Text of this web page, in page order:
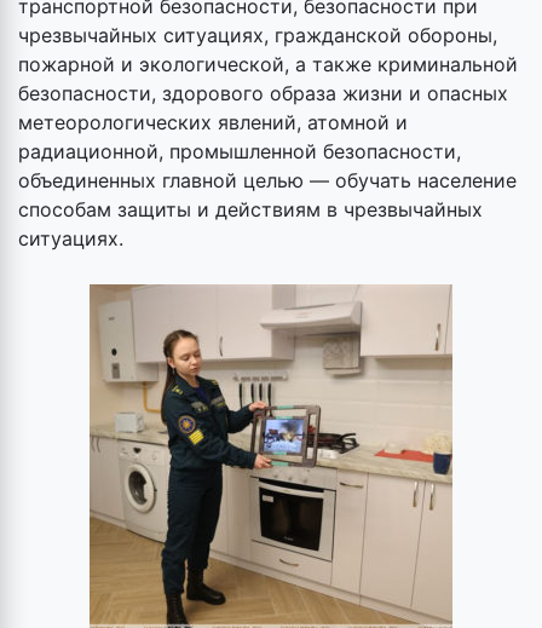
транспортной безопасности, безопасности при
чрезвычайных ситуациях, гражданской обороны,
пожарной и экологической, а также криминальной
безопасности, здорового образа жизни и опасных
метеорологических явлений, атомной и
радиационной, промышленной безопасности,
объединенных главной целью — обучать население
способам защиты и действиям в чрезвычайных
ситуациях.